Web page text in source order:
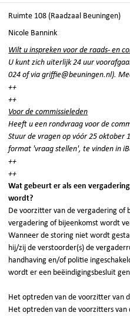
Ruimte 108 (Raadzaal Beuningen)
Nicole Bannink
Wilt u inspreken voor de raads- en
U kunt zich uiterlijk 24 uur
024 of viagriffie@beuningen.nl).
++
++
Voor de commissieleden
Heeft u een rondvraag voor de
Stuur de vragen op vóór 25 oktober
format 'vraag stellen', te vinden in
++
++
Wat gebeurt er als een
wordt?
De voorzitter van de vergadering of
vergadering of bijeenkomst wordt
Wanneer de storing niet wordt
hij/zij de verstoorder(s) de
handhaving en/of politie
wordt er een beëindigingsbesluit
Het optreden van de voorzitter van
Het optreden van de voorzitters van